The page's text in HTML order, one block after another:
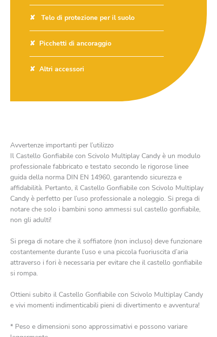
Telo di protezione per il suolo
Picchetti di ancoraggio
Altri accessori
Avvertenze importanti per l’utilizzo
Il Castello Gonfiabile con Scivolo Multiplay Candy è un modulo
professionale fabbricato e testato secondo le rigorose linee
guida della norma DIN EN 14960, garantendo sicurezza e
affidabilità. Pertanto, il Castello Gonfiabile con Scivolo Multiplay
Candy è perfetto per l’uso professionale a noleggio. Si prega di
notare che solo i bambini sono ammessi sul castello gonfiabile,
non gli adulti!
Si prega di notare che il soffiatore (non incluso) deve funzionare
costantemente durante l’uso e una piccola fuoriuscita d’aria
attraverso i fori è necessaria per evitare che il castello gonfiabile
si rompa.
Ottieni subito il Castello Gonfiabile con Scivolo Multiplay Candy
e vivi momenti indimenticabili pieni di divertimento e avventura!
* Peso e dimensioni sono approssimativi e possono variare